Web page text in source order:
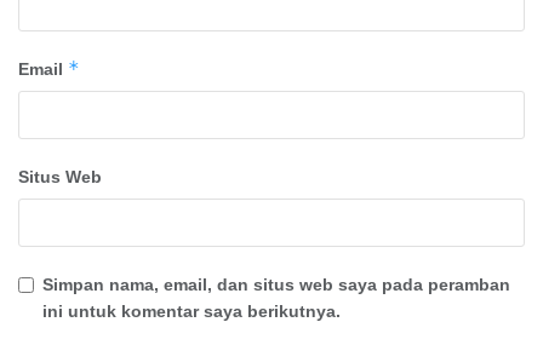
Email *
Situs Web
Simpan nama, email, dan situs web saya pada peramban
ini untuk komentar saya berikutnya.